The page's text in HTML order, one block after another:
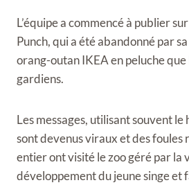
L’équipe a commencé à publier
Punch, qui a été abandonné par
orang-outan IKEA en peluche
gardiens.
Les messages, utilisant souvent le
sont devenus viraux et des foules
entier ont visité le zoo géré par la
développement du jeune singe et